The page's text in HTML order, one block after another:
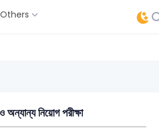
Others
অন্যান্য নিয়োগ পরীক্ষা